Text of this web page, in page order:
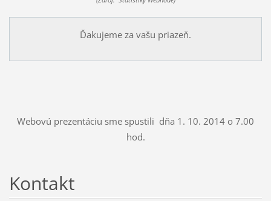
Ďakujeme za vašu priazeň.
Webovú prezentáciu sme spustili dňa 1. 10. 2014 o 7.00
hod.
Kontakt